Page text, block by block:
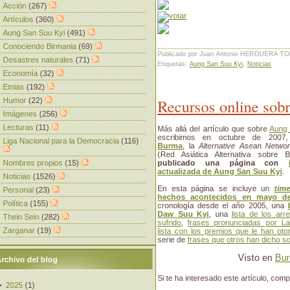
Publicado por Juan Antonio HERGUERA
Etiquetas: Aung San Suu Kyi, Noticias
Recursos online
Más allá del artículo que sobreAung
escribimos en octubre de 2007,
Burma , la Alternative Asean
(Red Asiática Alternativa sobre
publicado una página con
actualizada de Aung San Suu Kyi
En esta página se incluye un
hechos acontecidos en mayo
cronología desde el año 2005, una
Daw Suu Kyi , una lista de los
sufrido ,frases pronunciadas por
lista con los premios que le han
serie de frases que otros han dicho
Visto en
Si te ha interesado este artículo,
Acción (267)
Artículos (360)
Aung San Suu Kyi (491)
Conociendo Birmania (69)
Desastres naturales (71)
Economía (32)
Etnias (192)
Humor (22)
Imágenes (256)
Lecturas (11)
Liga Nacional para la Democracia (116)
Nombres propios (15)
Noticias (1526)
Personal (23)
Política (155)
Thein Sein (282)
Zarganar (19)
del blog
2025 (1)